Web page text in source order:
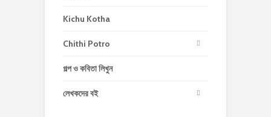
Kichu Kotha
Chithi Potro
গল্প ও কবিতা লিখুন
লেখকদের বই